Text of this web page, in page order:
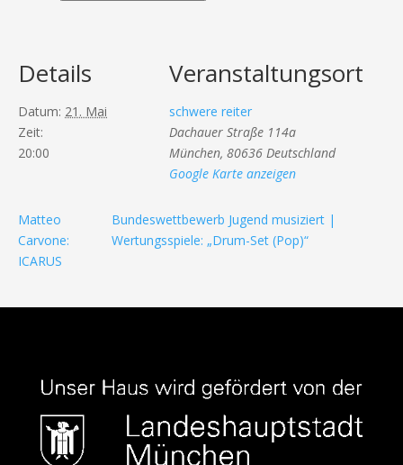
Details
Datum: 21. Mai
Zeit:
20:00
Veranstaltungsort
schwere reiter
Dachauer Straße 114a
München, 80636 Deutschland
Google Karte anzeigen
Matteo
Carvone:
ICARUS
Bundeswettbewerb Jugend musiziert |
Wertungsspiele: „Drum-Set (Pop)“